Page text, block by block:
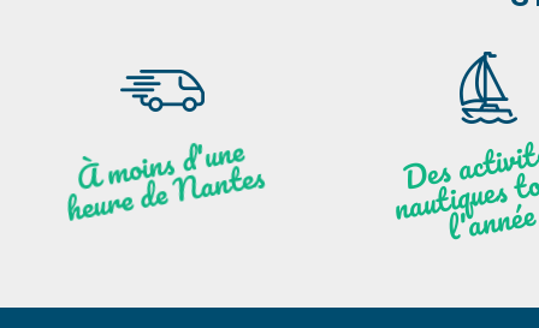
À
moi
ns
d'u
ne
heu
re
de
N
a
ntes quesnée